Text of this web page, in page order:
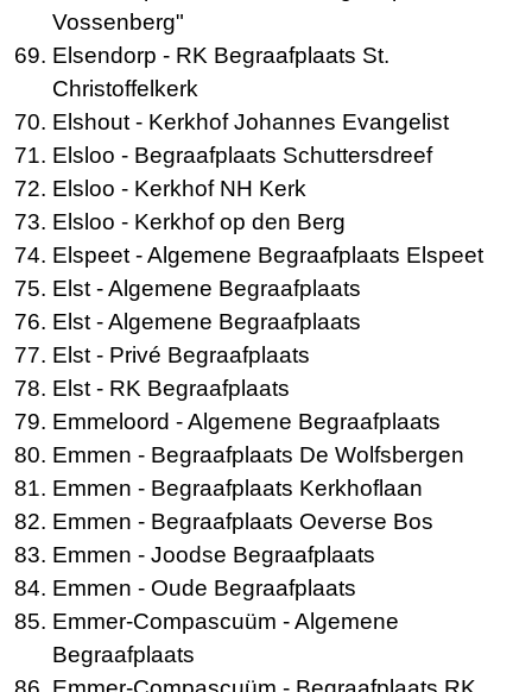
Vossenberg"
Elsendorp - RK Begraafplaats St.
Christoffelkerk
Elshout - Kerkhof Johannes Evangelist
Elsloo - Begraafplaats Schuttersdreef
Elsloo - Kerkhof NH Kerk
Elsloo - Kerkhof op den Berg
Elspeet - Algemene Begraafplaats Elspeet
Elst - Algemene Begraafplaats
Elst - Algemene Begraafplaats
Elst - Privé Begraafplaats
Elst - RK Begraafplaats
Emmeloord - Algemene Begraafplaats
Emmen - Begraafplaats De Wolfsbergen
Emmen - Begraafplaats Kerkhoflaan
Emmen - Begraafplaats Oeverse Bos
Emmen - Joodse Begraafplaats
Emmen - Oude Begraafplaats
Emmer-Compascuüm - Algemene
Begraafplaats